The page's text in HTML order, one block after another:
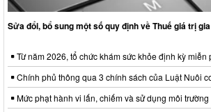
Sửa đổi, bổ sung một số quy định về Thuế giá trị
Từ năm 2026, tổ chức khám sức khỏe định kỳ miễn
Chính phủ thông qua 3 chính sách của Luật Nuôi
Mức phạt hành vi lấn, chiếm và sử dụng môi